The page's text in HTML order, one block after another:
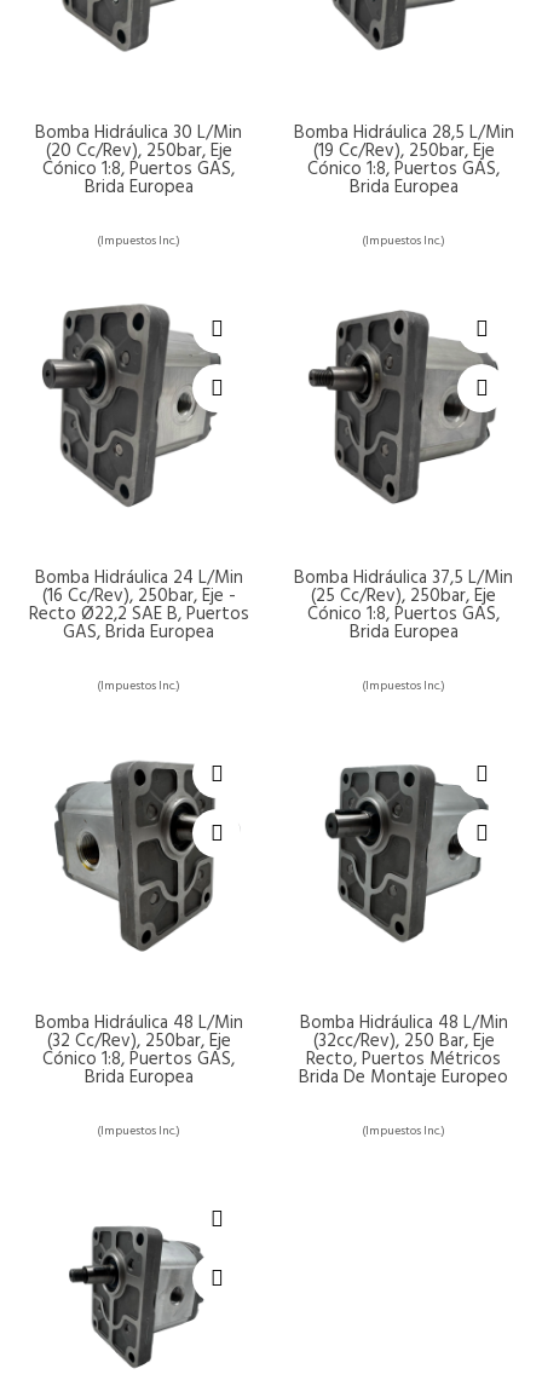
Bomba Hidráulica 30 L/min
(20 Cc/rev), 250bar, Eje
Cónico 1:8, Puertos GAS,
Brida Europea
(Impuestos Inc.)
Bomba Hidráulica 28,5 L/min
(19 Cc/rev), 250bar, Eje
Cónico 1:8, Puertos GAS,
Brida Europea
(Impuestos Inc.)
Bomba Hidráulica 24 L/min
(16 Cc/rev), 250bar, Eje -
Recto Ø22,2 SAE B, Puertos
GAS, Brida Europea
(Impuestos Inc.)
Bomba Hidráulica 37,5 L/min
(25 Cc/rev), 250bar, Eje
Cónico 1:8, Puertos GAS,
Brida Europea
(Impuestos Inc.)
Bomba Hidráulica 48 L/min
(32 Cc/rev), 250bar, Eje
Cónico 1:8, Puertos GAS,
Brida Europea
(Impuestos Inc.)
Bomba Hidráulica 48 L/min
(32cc/rev), 250 Bar, Eje
Recto, Puertos Métricos
Brida De Montaje Europeo
(Impuestos Inc.)